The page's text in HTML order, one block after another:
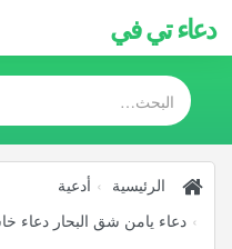
دعاء تي في
الرئيسية
أدعية
دعاء يامن شق البحار دعاء